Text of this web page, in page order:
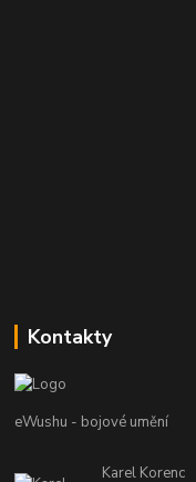
Kontakty
eWushu - bojové umění
Karel Korenc